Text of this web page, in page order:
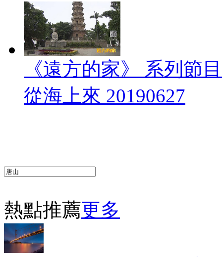
《遠方的家》 系列
從海上來 20190627
熱點推薦更多